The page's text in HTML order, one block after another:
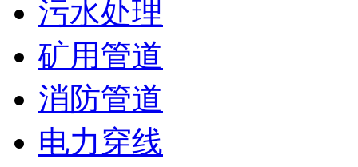
污水处理
矿用管道
消防管道
电力穿线